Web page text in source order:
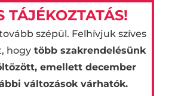
TÁJÉKOZTATÁS!
szépül. Felhívjuk szíves
hogytöbb szakrendelésünk
emellett december
változások várhatók.